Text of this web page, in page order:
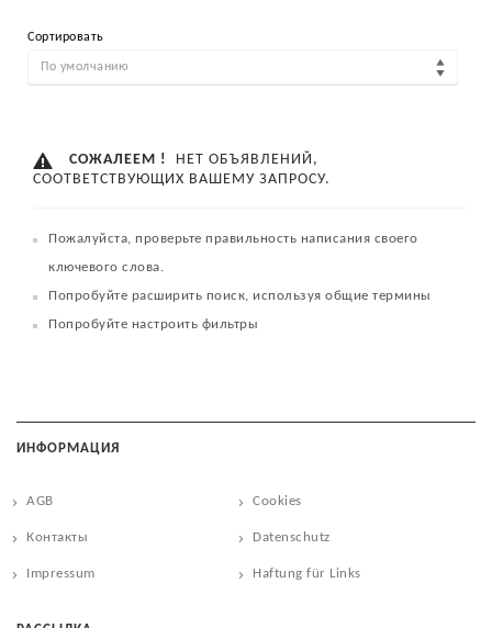
Сортировать
По умолчанию
СОЖАЛЕЕМ !
НЕТ ОБЪЯВЛЕНИЙ,
СООТВЕТСТВУЮЩИХ ВАШЕМУ ЗАПРОСУ.
Пожалуйста, проверьте правильность написания своего
ключевого слова.
Попробуйте расширить поиск, используя общие термины
Попробуйте настроить фильтры
ИНФОРМАЦИЯ
AGB Cookies
Контакты Datenschutz
Impressum Haftung für Links